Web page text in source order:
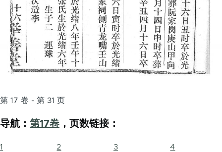
第 17 卷 - 第 31 页
导航： 第17卷 ，页数链接：
1 2 3 4